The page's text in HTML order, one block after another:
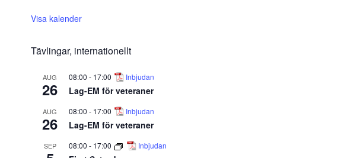
Visa kalender
Tävlingar, internationellt
AUG
26
08:00 - 17:00 Inbjudan
Lag-EM för veteraner
AUG
26
08:00 - 17:00 Inbjudan
Lag-EM för veteraner
SEP 08:00 - 17:00 Inbjudan